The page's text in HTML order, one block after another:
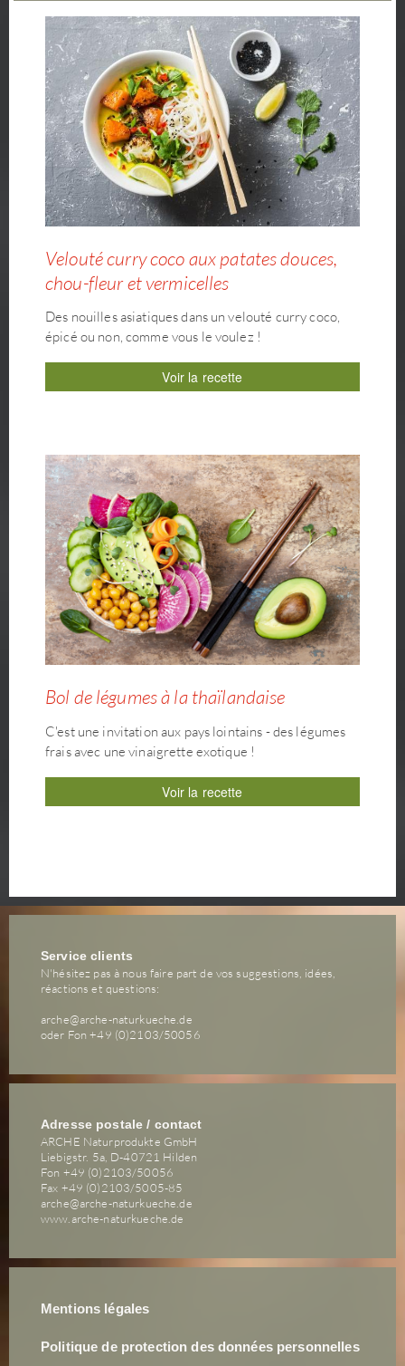
Velouté curry coco aux patates douces,
chou-fleur et vermicelles
Des nouilles asiatiques dans un velouté curry coco,
épicé ou non, comme vous le voulez !
Voir la recette
Bol de légumes à la thaïlandaise
C'est une invitation aux pays lointains - des légumes
frais avec une vinaigrette exotique !
Voir la recette
Service clients
N'hésitez pas à nous faire part de vos suggestions, idées,
réactions et questions:
arche@arche-naturkueche.de
oder Fon +49 (0)2103/50056
Adresse postale / contact
ARCHE Naturprodukte GmbH
Liebigstr. 5a, D-40721 Hilden
Fon +49 (0)2103/50056
Fax +49 (0)2103/5005-85
arche@arche-naturkueche.de
www.arche-naturkueche.de
Mentions légales
Politique de protection des données personnelles